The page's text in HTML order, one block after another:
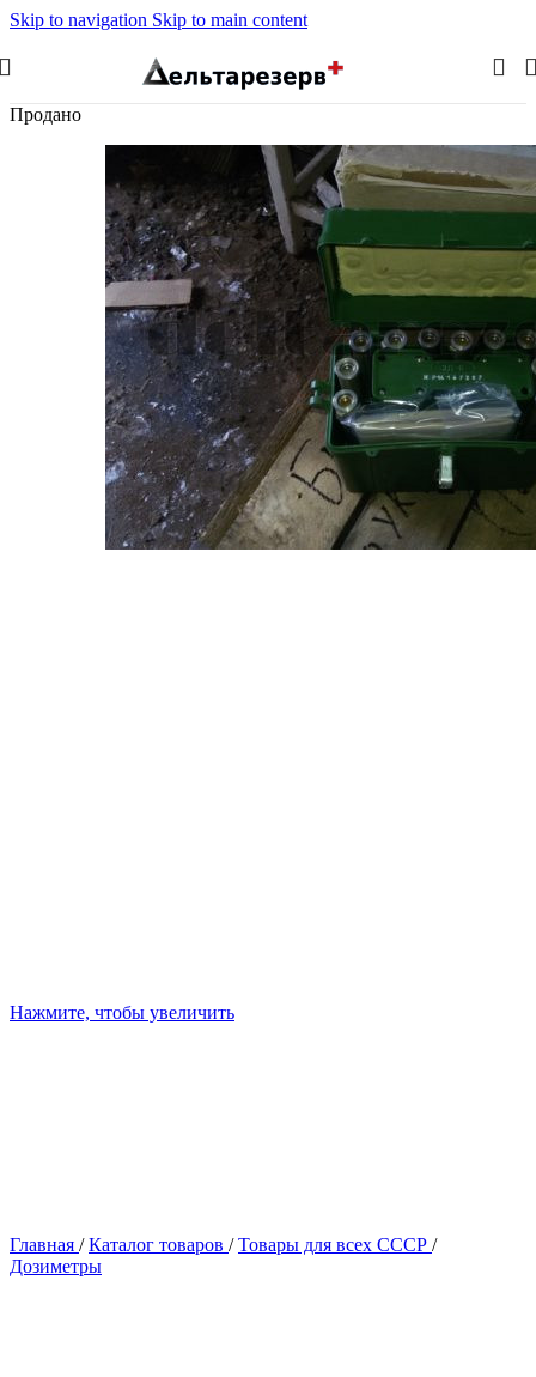
Skip to navigation Skip to main content
Продано
Нажмите, чтобы увеличить
Главная / Каталог товаров / Товары для всех СССР /
Дозиметры